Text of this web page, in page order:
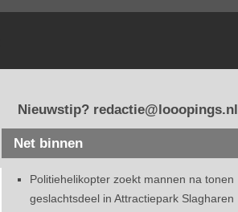
Nieuwstip? redactie@looopings.nl
Net binnen
Politiehelikopter zoekt mannen na tonen
geslachtsdeel in Attractiepark Slagharen